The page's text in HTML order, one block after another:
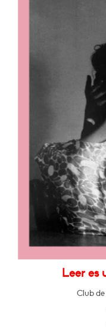
Leer es
Club de